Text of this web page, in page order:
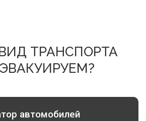
ТРАНСПОРТА
автомобилей